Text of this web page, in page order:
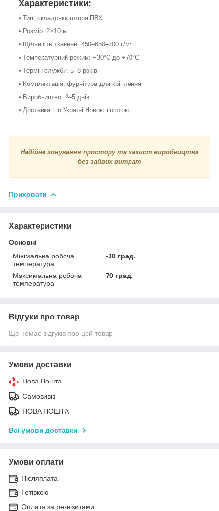
Характеристики:
• Тип: складська штора ПВХ
• Розмір: 2×10 м
• Щільність тканини: 450–650–700 г/м²
• Температурний режим: −30°С до +70°С
• Термін служби: 5–8 років
• Комплектація: фурнітура для кріплення
• Виробництво: 2–5 днів
• Доставка: по Україні Новою поштою
Надійне зонування простору та захист виробництва
без зайвих витрат
Приховати
Характеристики
Основні
Мінімальна робоча
температура
-30 град.
Максимальна робоча
температура
70 град.
Відгуки про товар
Ще немає відгуків про цей товар
Умови доставки
Нова Пошта
Самовивіз
НОВА ПОШТА
Всі умови доставки
Умови оплати
Післяплата
Готівкою
Оплата за реквізитами